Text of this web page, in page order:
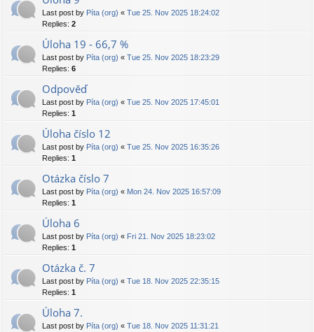
Last post by Píta (org) « Tue 25. Nov 2025 18:24:02
Replies: 2
Úloha 19 - 66,7 %
Last post by Píta (org) « Tue 25. Nov 2025 18:23:29
Replies: 6
Odpověď
Last post by Píta (org) « Tue 25. Nov 2025 17:45:01
Replies: 1
Úloha číslo 12
Last post by Píta (org) « Tue 25. Nov 2025 16:35:26
Replies: 1
Otázka číslo 7
Last post by Píta (org) « Mon 24. Nov 2025 16:57:09
Replies: 1
Úloha 6
Last post by Píta (org) « Fri 21. Nov 2025 18:23:02
Replies: 1
Otázka č. 7
Last post by Píta (org) « Tue 18. Nov 2025 22:35:15
Replies: 1
Úloha 7.
Last post by Píta (org) « Tue 18. Nov 2025 11:31:21